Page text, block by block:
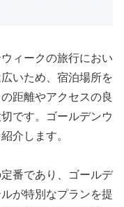
ィークの旅行におい
いため、宿泊場所を
距離やアクセスの良
です。ゴールデンウ
介します。
番であり、ゴールデ
が特別なプランを提